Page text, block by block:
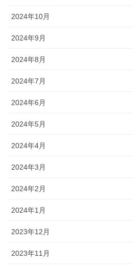
2024年10月
2024年9月
2024年8月
2024年7月
2024年6月
2024年5月
2024年4月
2024年3月
2024年2月
2024年1月
2023年12月
2023年11月